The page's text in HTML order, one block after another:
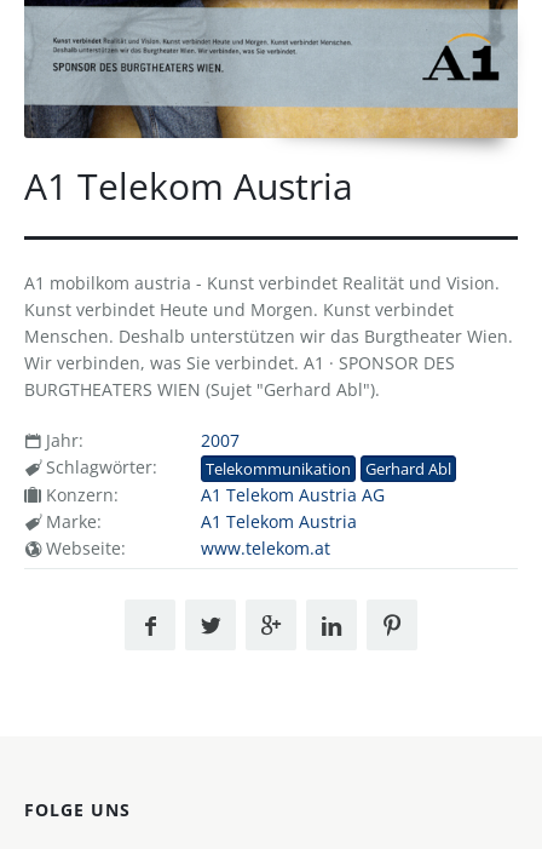
A1 Telekom Austria
A1 mobilkom austria - Kunst verbindet Realität und Vision.
Kunst verbindet Heute und Morgen. Kunst verbindet
Menschen. Deshalb unterstützen wir das Burgtheater Wien.
Wir verbinden, was Sie verbindet. A1 · SPONSOR DES
BURGTHEATERS WIEN (Sujet "Gerhard Abl").
Jahr:
2007
Schlagwörter:
Telekommunikation Gerhard Abl
Konzern:
A1 Telekom Austria AG
Marke:
A1 Telekom Austria
Webseite:
www.telekom.at
FOLGE UNS